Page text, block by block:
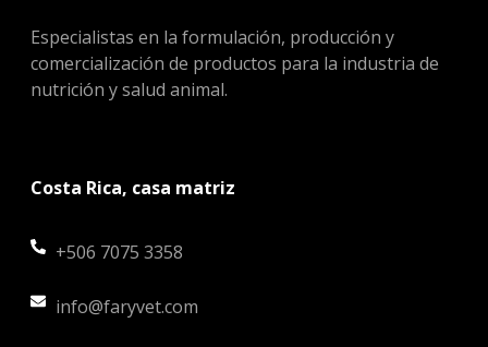
Especialistas en la formulación, producción y
comercialización de productos para la industria de
nutrición y salud animal.
Costa Rica, casa matriz
+506 7075 3358
info@faryvet.com